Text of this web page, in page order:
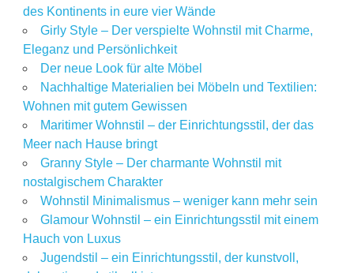
des Kontinents in eure vier Wände
Girly Style – Der verspielte Wohnstil mit Charme,
Eleganz und Persönlichkeit
Der neue Look für alte Möbel
Nachhaltige Materialien bei Möbeln und Textilien:
Wohnen mit gutem Gewissen
Maritimer Wohnstil – der Einrichtungsstil, der das
Meer nach Hause bringt
Granny Style – Der charmante Wohnstil mit
nostalgischem Charakter
Wohnstil Minimalismus – weniger kann mehr sein
Glamour Wohnstil – ein Einrichtungsstil mit einem
Hauch von Luxus
Jugendstil – ein Einrichtungsstil, der kunstvoll,